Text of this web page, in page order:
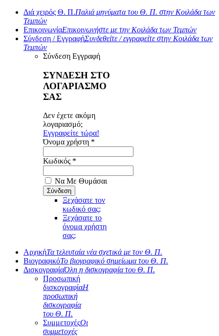
Διά χειρός Θ. Π.Παλιά μηνύματα του Θ. Π. στην Κοιλάδα των
Τεμπών
ΕπικοινωνίαΕπικοινωνήστε με την Κοιλάδα των Τεμπών
Σύνδεση / ΕγγραφήΣυνδεθείτε / εγγραφείτε στην Κοιλάδα των
Τεμπών
Σύνδεση Εγγραφή
ΣΥΝΔΕΣΗ ΣΤΟ
ΛΟΓΑΡΙΑΣΜΟ
ΣΑΣ
Δεν έχετε ακόμη
λογαριασμό;
Εγγραφείτε τώρα!
Όνομα χρήστη *
Κωδικός *
Να Με Θυμάσαι
Ξεχάσατε τον
κωδικό σας;
Ξεχάσατε το
όνομα χρήστη
σας;
ΑρχικήΤα τελευταία νέα σχετικά με τον Θ. Π.
ΒιογραφικόΤο βιογραφικό σημείωμα του Θ. Π.
ΔισκογραφίαΌλη η δισκογραφία του Θ. Π.
Προσωπική
δισκογραφίαΗ
προσωπική
δισκογραφία
του Θ. Π.
ΣυμμετοχέςΟι
συμμετοχές